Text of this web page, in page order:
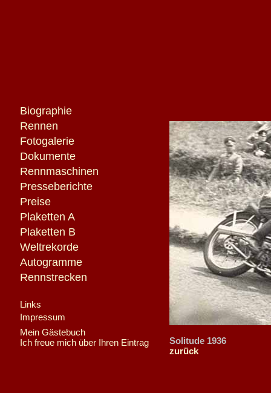
Biographie
Rennen
Fotogalerie
Dokumente
Rennmaschinen
Presseberichte
Preise
Plaketten A
Plaketten B
Weltrekorde
Autogramme
Rennstrecken
Links
Impressum
Mein Gästebuch
Ich freue mich über Ihren Eintrag
Solitude 1936
zurück